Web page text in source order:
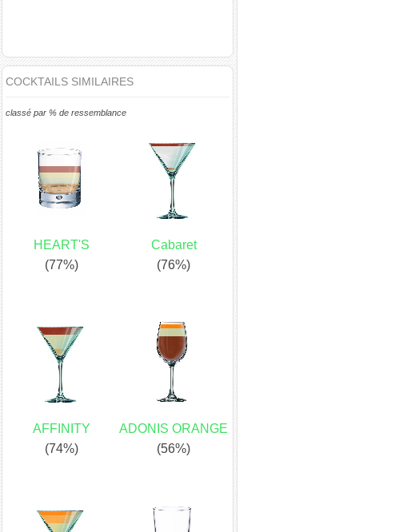
COCKTAILS SIMILAIRES
classé par % de ressemblance
HEART'S
(77%)
Cabaret
(76%)
AFFINITY
(74%)
ADONIS ORANGE
(56%)